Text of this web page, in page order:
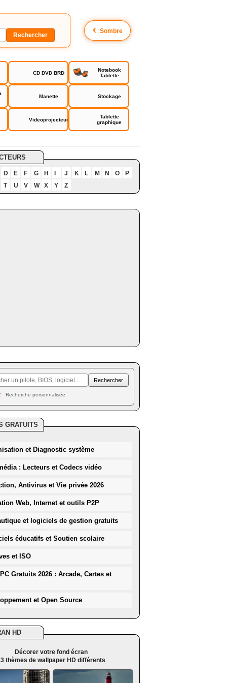
☾ Sombre
CD DVD BRD
Notebook
Tablette
Manette Stockage
Videoprojecteur
Tablette
graphique
D E F G H J K L M N O
P
T
U V W X Y Z
Recherche personnalisée
GRATUITS
et Diagnostic système
: Lecteurs et Codecs vidéo
Antivirus et Vie privée 2026
Web, Internet et outils P2P
et logiciels de gestion gratuits
éducatifs et Soutien scolaire
et ISO
Gratuits 2026 : Arcade, Cartes et
et Open Source
HD
Décorer votre fond écran
thèmes de wallpaper HD différents